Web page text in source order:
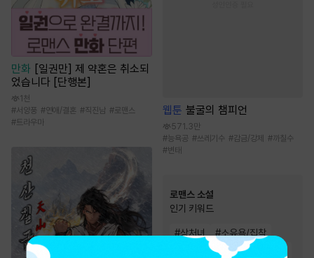
만화 [일권만] 제 약혼은 취소되
었습니다 [단행본]
1천
#서양풍 #연애/결혼 #직진남 #로맨스
#트라우마
웹툰 불굴의 챔피언
571.3만
#능욕공 #쓰레기수 #감금/강제 #까칠수
#변태
로맨스 소설
인기 키워드
#상처녀 #소유욕/집착
# 고수위